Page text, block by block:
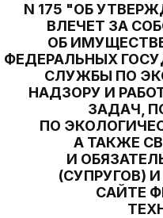
N 175 "ОБ
ВЛЕЧЕТ ЗА
ОБ
ФЕДЕРАЛЬНЫХ
СЛУЖБЫ ПО
НАДЗОРУ И
ЗАДАЧ,
ПО
А ТАКЖЕ
И
(СУПРУГОВ)
САЙТЕ